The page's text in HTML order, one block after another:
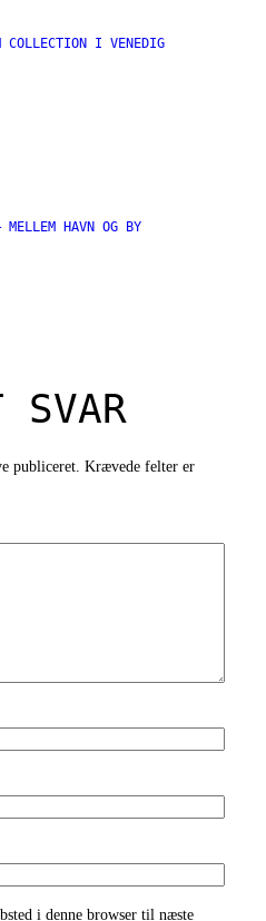
COLLECTION I VENEDIG
MELLEM HAVN OG BY
SVAR
publiceret. Krævede felter er
i denne browser til næste